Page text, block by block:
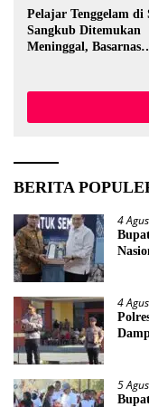
Pelajar Tenggelam di
Sangkub Ditemukan
Meninggal, Basarnas
BERITA
4
4
5